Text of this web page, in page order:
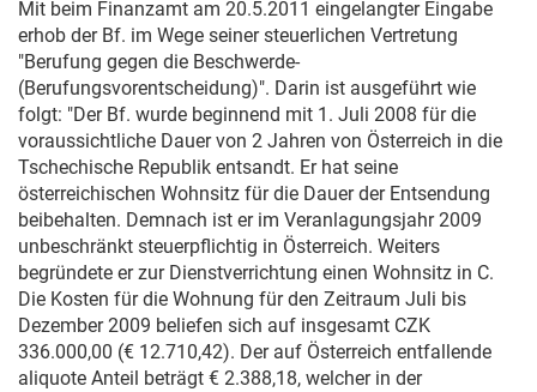
Mit beim Finanzamt am 20.5.2011 eingelangter Eingabe
erhob der Bf. im Wege seiner steuerlichen Vertretung
"Berufung gegen die Beschwerde-
(Berufungsvorentscheidung)". Darin ist ausgeführt wie
folgt: "Der Bf. wurde beginnend mit 1. Juli 2008 für die
voraussichtliche Dauer von 2 Jahren von Österreich in die
Tschechische Republik entsandt. Er hat seine
österreichischen Wohnsitz für die Dauer der Entsendung
beibehalten. Demnach ist er im Veranlagungsjahr 2009
unbeschränkt steuerpflichtig in Österreich. Weiters
begründete er zur Dienstverrichtung einen Wohnsitz in C.
Die Kosten für die Wohnung für den Zeitraum Juli bis
Dezember 2009 beliefen sich auf insgesamt CZK
336.000,00 (€ 12.710,42). Der auf Österreich entfallende
aliquote Anteil beträgt € 2.388,18, welcher in der